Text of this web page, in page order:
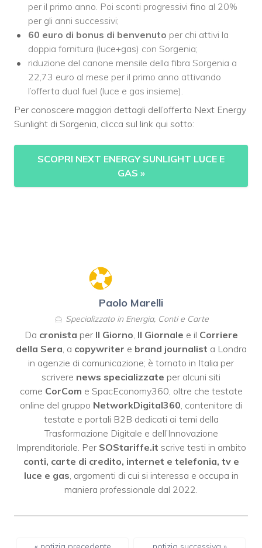
per il primo anno. Poi sconti progressivi fino al 20%
per gli anni successivi;
60 euro di bonus di benvenuto per chi attivi la
doppia fornitura (luce+gas) con Sorgenia;
riduzione del canone mensile della fibra Sorgenia a
22,73 euro al mese per il primo anno attivando
l’offerta dual fuel (luce e gas insieme).
Per conoscere maggiori dettagli dell’offerta Next Energy
Sunlight di Sorgenia, clicca sul link qui sotto:
SCOPRI NEXT ENERGY SUNLIGHT LUCE E
GAS »
Paolo Marelli
Specializzato in Energia, Conti e Carte
Da cronista per Il Giorno, Il Giornale e il Corriere
della Sera, a copywriter e brand journalist a Londra
in agenzie di comunicazione; è tornato in Italia per
scrivere news specializzate per alcuni siti
come CorCom e SpacEconomy360, oltre che testate
online del gruppo NetworkDigital360, contenitore di
testate e portali B2B dedicati ai temi della
Trasformazione Digitale e dell’Innovazione
Imprenditoriale. Per SOStariffe.it scrive testi in ambito
conti, carte di credito, internet e telefonia, tv e
luce e gas, argomenti di cui si interessa e occupa in
maniera professionale dal 2022.